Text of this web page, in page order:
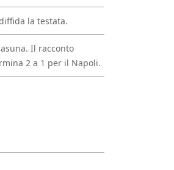
la testata.
Il racconto
2 a 1 per il Napoli.